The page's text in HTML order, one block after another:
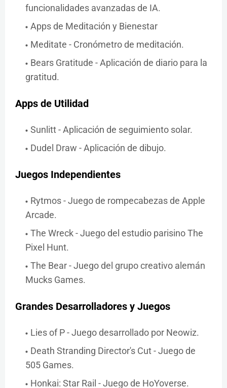
funcionalidades avanzadas de IA.
Apps de Meditación y Bienestar
Meditate - Cronómetro de meditación.
Bears Gratitude - Aplicación de diario para la
gratitud.
Apps de Utilidad
Sunlitt - Aplicación de seguimiento solar.
Dudel Draw - Aplicación de dibujo.
Juegos Independientes
Rytmos - Juego de rompecabezas de Apple
Arcade.
The Wreck - Juego del estudio parisino The
Pixel Hunt.
The Bear - Juego del grupo creativo alemán
Mucks Games.
Grandes Desarrolladores y Juegos
Lies of P - Juego desarrollado por Neowiz.
Death Stranding Director's Cut - Juego de
505 Games.
Honkai: Star Rail - Juego de HoYoverse.